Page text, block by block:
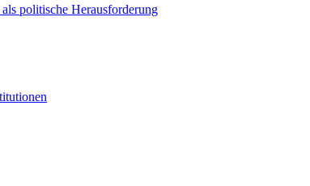
politische Herausforderung